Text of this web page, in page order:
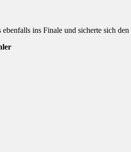
ins Finale und sicherte sich